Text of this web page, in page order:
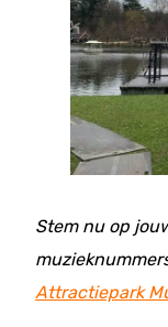
Stem nu op
Attractiepark